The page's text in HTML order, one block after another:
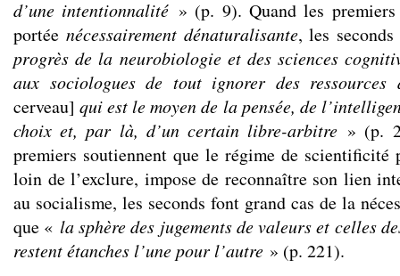
d’une intentionnalité » (p. 9). Quand les
portée nécessairement dénaturalisante, les
progrès de la neurobiologie et des sciences
aux sociologues de tout ignorer des
cerveau]qui est le moyen de la pensée, de
choix et, par là, d’un certain libre-arbitre » (p.
premiers soutiennent que le régime de scientificité
loin de l’exclure, impose de reconnaître son lien
au socialisme, les seconds font grand cas de la
que « la sphère des jugements de valeurs et celles
restent étanches l’une pour l’autre » (p. 221).